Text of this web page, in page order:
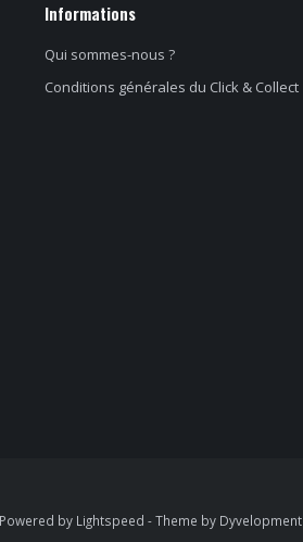
Informations
Qui sommes-nous ?
Conditions générales du Click & Collect
by Lightspeed - Theme by Dyvelopment